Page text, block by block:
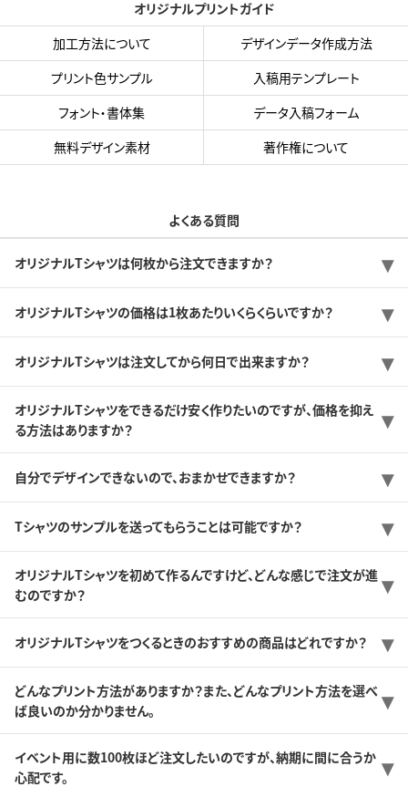
オリジナルプリントガイド
加工方法について
デザインデータ作成方法
プリント色サンプル
入稿用テンプレート
フォント・書体集
データ入稿フォーム
無料デザイン素材
著作権について
よくある質問
オリジナルTシャツは何枚から注文できますか？
オリジナルTシャツの価格は1枚あたりいくらくらいですか？
オリジナルTシャツは注文してから何日で出来ますか？
オリジナルTシャツをできるだけ安く作りたいのですが、価格を抑え
る方法はありますか？
自分でデザインできないので、おまかせできますか？
Tシャツのサンプルを送ってもらうことは可能ですか？
オリジナルTシャツを初めて作るんですけど、どんな感じで注文が進
むのですか？
オリジナルTシャツをつくるときのおすすめの商品はどれですか？
どんなプリント方法がありますか？また、どんなプリント方法を選べ
ば良いのか分かりません。
イベント用に数100枚ほど注文したいのですが、納期に間に合うか
心配です。